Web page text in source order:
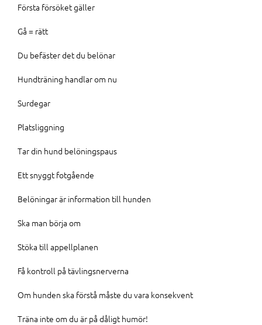
Första försöket gäller
Gå = rätt
Du befäster det du belönar
Hundträning handlar om nu
Surdegar
Platsliggning
Tar din hund belöningspaus
Ett snyggt fotgående
Belöningar är information till hunden
Ska man börja om
Stöka till appellplanen
Få kontroll på tävlingsnerverna
Om hunden ska förstå måste du vara konsekvent
Träna inte om du är på dåligt humör!